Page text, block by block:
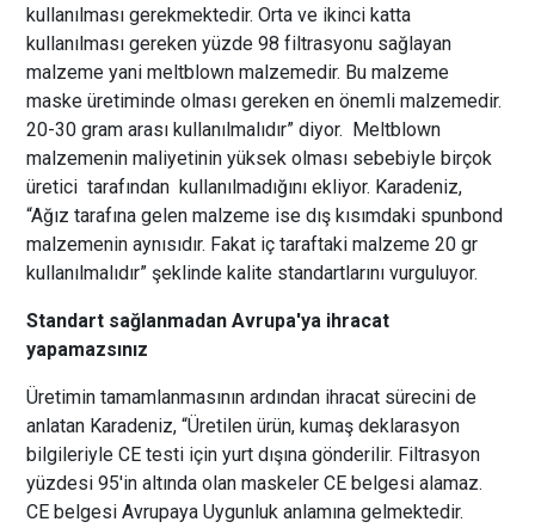
kullanılması gerekmektedir. Orta ve ikinci katta
kullanılması gereken yüzde 98 filtrasyonu sağlayan
malzeme yani meltblown malzemedir. Bu malzeme
maske üretiminde olması gereken en önemli malzemedir.
20-30 gram arası kullanılmalıdır” diyor. Meltblown
malzemenin maliyetinin yüksek olması sebebiyle birçok
üretici tarafından kullanılmadığını ekliyor. Karadeniz,
“Ağız tarafına gelen malzeme ise dış kısımdaki spunbond
malzemenin aynısıdır. Fakat iç taraftaki malzeme 20 gr
kullanılmalıdır” şeklinde kalite standartlarını vurguluyor.
Standart sağlanmadan Avrupa'ya ihracat
yapamazsınız
Üretimin tamamlanmasının ardından ihracat sürecini de
anlatan Karadeniz, “Üretilen ürün, kumaş deklarasyon
bilgileriyle CE testi için yurt dışına gönderilir. Filtrasyon
yüzdesi 95'in altında olan maskeler CE belgesi alamaz.
CE belgesi Avrupaya Uygunluk anlamına gelmektedir.